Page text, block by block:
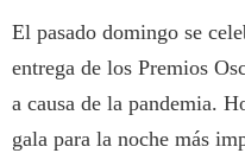
El pasado domingo se
entrega de los Premios
a causa de la pandemia.
gala para la noche más